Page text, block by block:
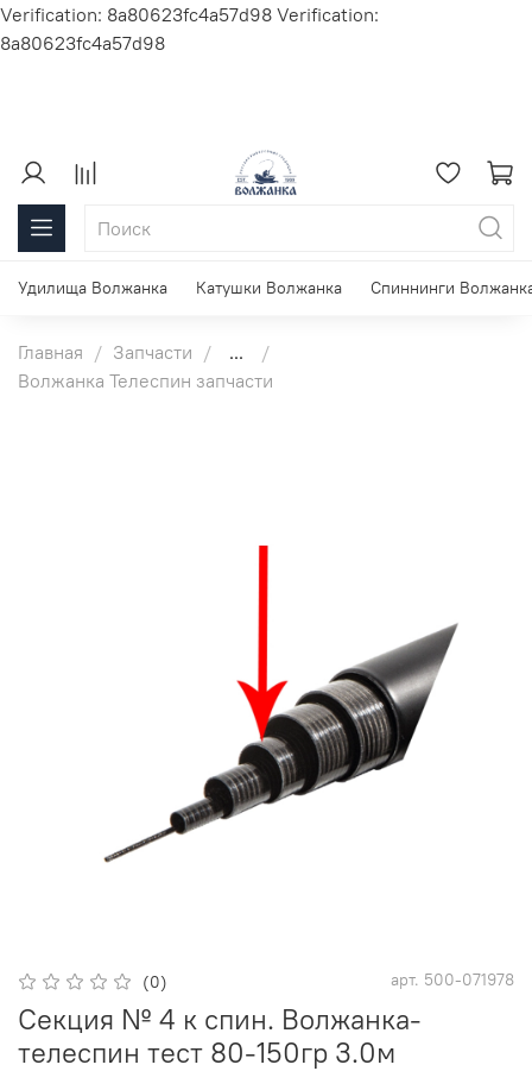
Verification: 8a80623fc4a57d98 Verification:
8a80623fc4a57d98
Удилища Волжанка Катушки Волжанка Спиннинги
Главная Запчасти
...
Волжанка Телеспин запчасти
(0) арт. 500-071978
Секция № 4 к спин. Волжанка-
телеспин тест 80-150гр 3.0м